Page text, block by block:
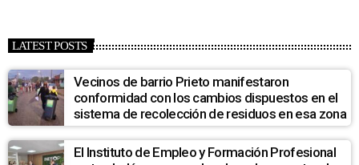
LATEST POSTS
Vecinos de barrio Prieto manifestaron
conformidad con los cambios dispuestos en el
sistema de recolección de residuos en esa zona
El Instituto de Empleo y Formación Profesional